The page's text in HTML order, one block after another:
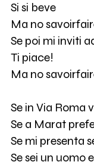
Si si beve
Ma no
Se poi mi inviti
Ti piace!
Ma no
Se in Via Roma
Se a Marat
Se mi presenta
Se sei un uomo